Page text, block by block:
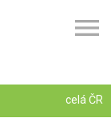

celá ČR